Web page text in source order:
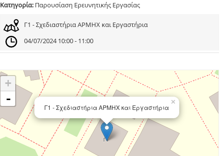
Κατηγορία: Παρουσίαση Ερευνητικής Εργασίας
Γ1 - Σχεδιαστήρια ΑΡΜΗΧ και Εργαστήρια
04/07/2024 10:00 - 11:00
×
Γ1 - Σχεδιαστήρια ΑΡΜΗΧ και Εργαστήρια
+
-